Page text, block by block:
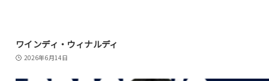
ワインディ・ウィナルディ
2026年6月14日